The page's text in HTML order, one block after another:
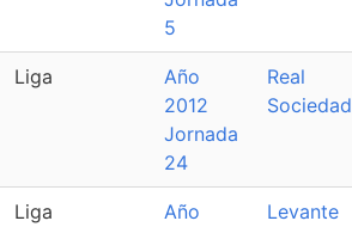
5
Liga
Año
2012
Jornada
24
Real
Sociedad
Liga
Año
Levante